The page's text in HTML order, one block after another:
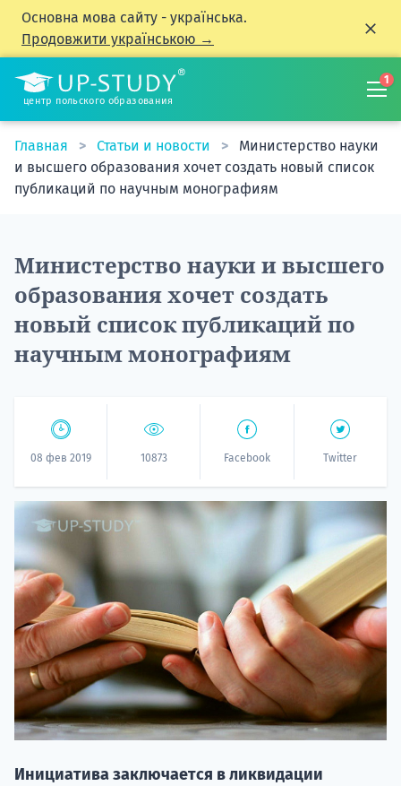
Основна мова сайту - українська.
Продовжити українською →
центр польского образования
1
Главная Статьи и новости
Министерство науки
и высшего образования хочет создать новый список
публикаций по научным монографиям
Министерство науки и высшего
образования хочет создать
новый список публикаций по
научным монографиям
08 фев 2019 10873 Facebook Twitter
Инициатива заключается в ликвидации
НАБОР